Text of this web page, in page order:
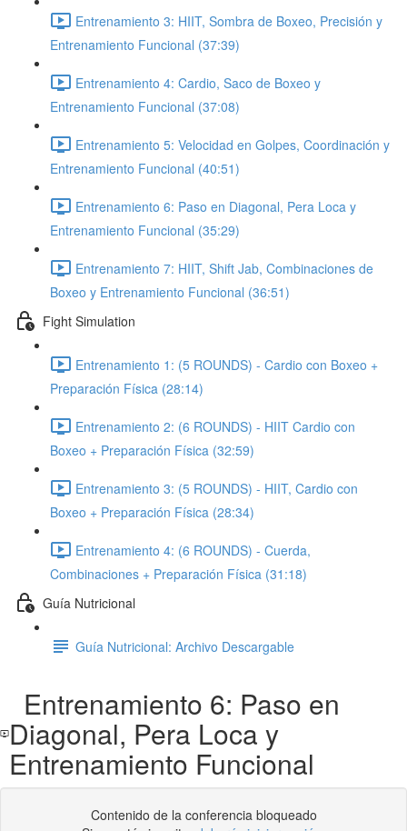
Entrenamiento 3: HIIT, Sombra de Boxeo, Precisión y
Entrenamiento Funcional (37:39)
Entrenamiento 4: Cardio, Saco de Boxeo y
Entrenamiento Funcional (37:08)
Entrenamiento 5: Velocidad en Golpes, Coordinación y
Entrenamiento Funcional (40:51)
Entrenamiento 6: Paso en Diagonal, Pera Loca y
Entrenamiento Funcional (35:29)
Entrenamiento 7: HIIT, Shift Jab, Combinaciones de
Boxeo y Entrenamiento Funcional (36:51)
Fight Simulation
Entrenamiento 1: (5 ROUNDS) - Cardio con Boxeo +
Preparación Física (28:14)
Entrenamiento 2: (6 ROUNDS) - HIIT Cardio con
Boxeo + Preparación Física (32:59)
Entrenamiento 3: (5 ROUNDS) - HIIT, Cardio con
Boxeo + Preparación Física (28:34)
Entrenamiento 4: (6 ROUNDS) - Cuerda,
Combinaciones + Preparación Física (31:18)
Guía Nutricional
Guía Nutricional: Archivo Descargable
Entrenamiento 6: Paso en
Diagonal, Pera Loca y
Entrenamiento Funcional
Contenido de la conferencia bloqueado